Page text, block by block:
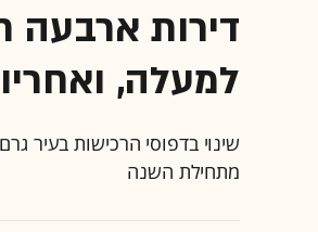
דירות
למעלה,
שינוי בדפוסי הרכישות בעיר
מתחילת השנה